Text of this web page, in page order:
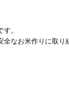
。
なお米作りに取り